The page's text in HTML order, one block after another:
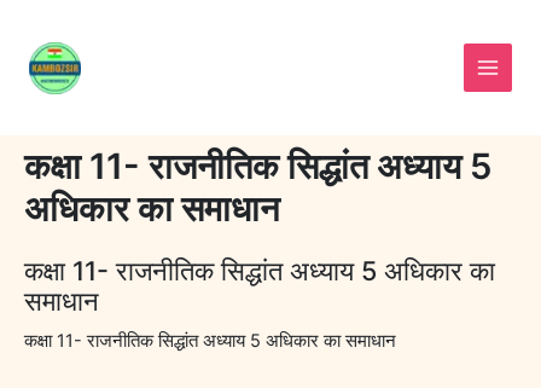
content
कक्षा 11- राजनीतिक सिद्धांत अध्याय 5
अधिकार का समाधान
कक्षा 11- राजनीतिक सिद्धांत अध्याय 5 अधिकार का
समाधान
कक्षा 11- राजनीतिक सिद्धांत अध्याय 5 अधिकार का समाधान